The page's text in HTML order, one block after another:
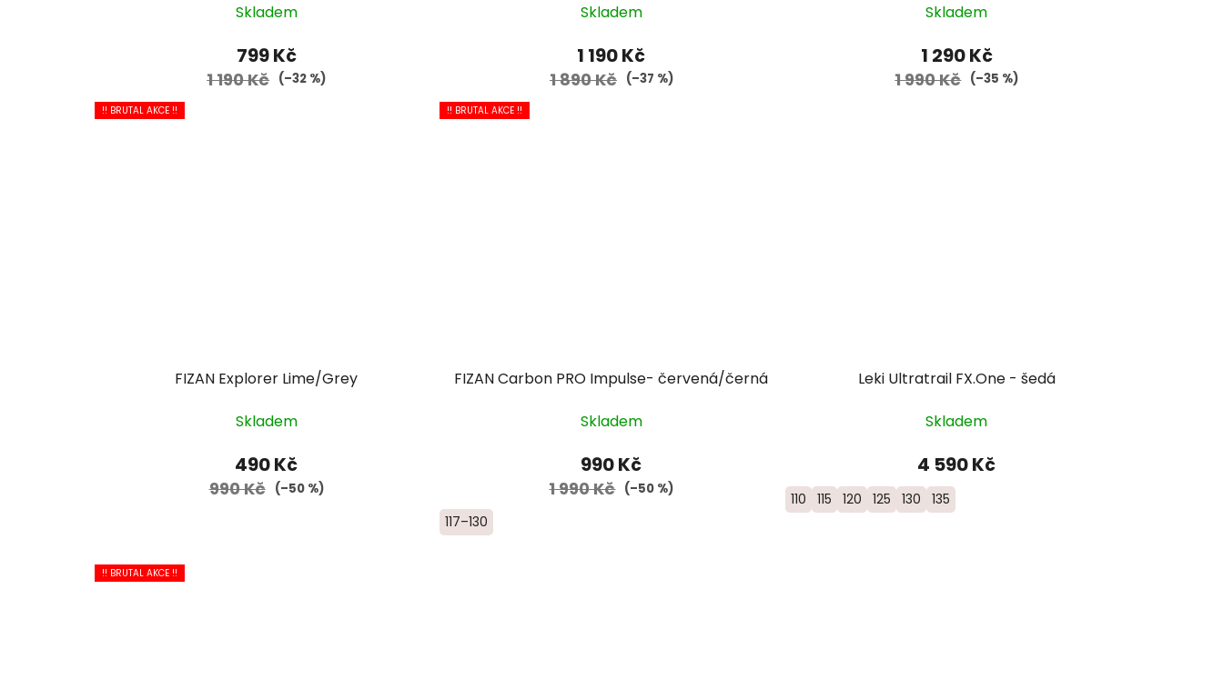
Skladem
799 Kč
1 190 Kč (–32 %)
Skladem
1 190 Kč
1 890 Kč (–37 %)
Skladem
1 290 Kč
1 990 Kč (–35 %)
!! BRUTAL AKCE !!
FIZAN Explorer Lime/Grey
Skladem
490 Kč
990 Kč (–50 %)
!! BRUTAL AKCE !!
FIZAN Carbon PRO Impulse- červená/černá
Skladem
990 Kč
1 990 Kč (–50 %)
117–130
Leki Ultratrail FX.One - šedá
Skladem
4 590 Kč
110 115 120 125 130 135
!! BRUTAL AKCE !!